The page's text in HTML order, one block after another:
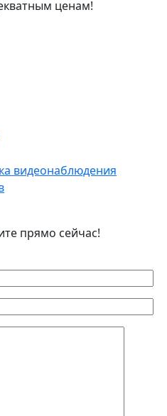
ценам!
видеонаблюдения
прямо сейчас!